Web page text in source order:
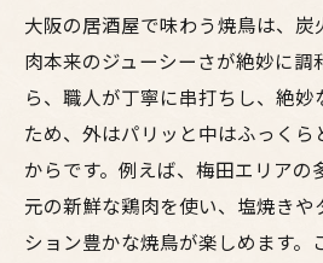
梅田の居酒屋で堪能で
魅力
大阪の焼鳥百名店が誇
わい
焼鳥と日本酒のペアリ
見
コスパ重視で楽しむ梅
大阪の居酒屋で味わう焼鳥は、
肉本来のジューシーさが絶妙に調
ら、職人が丁寧に串打ちし、絶
ため、外はパリッと中はふっくら
からです。例えば、梅田エリアの
元の新鮮な鶏肉を使い、塩焼きや
ション豊かな焼鳥が楽しめます。